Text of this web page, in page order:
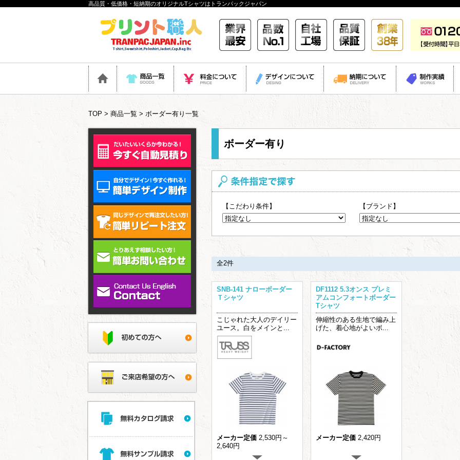
高品質・低価格・短納期のオリジナルTシャツはトランパックジャパン
TOP > 商品一覧 > ボーダー有り一覧
ボーダー有り
【こだわり条件】 【ブランド】
全2件
SNB-141 ナローボーダー
Ｔシャツ
こじゃれた大人のデイリー
ユース。白をメインと...
メーカー定価 2,530円～
2,640円
DF1112 5.3オンス プレミ
アムコンフォートボーダー
Tシャツ
伸縮性のある生地で編み上
げた、着心地がよいボ...
メーカー定価 2,420円